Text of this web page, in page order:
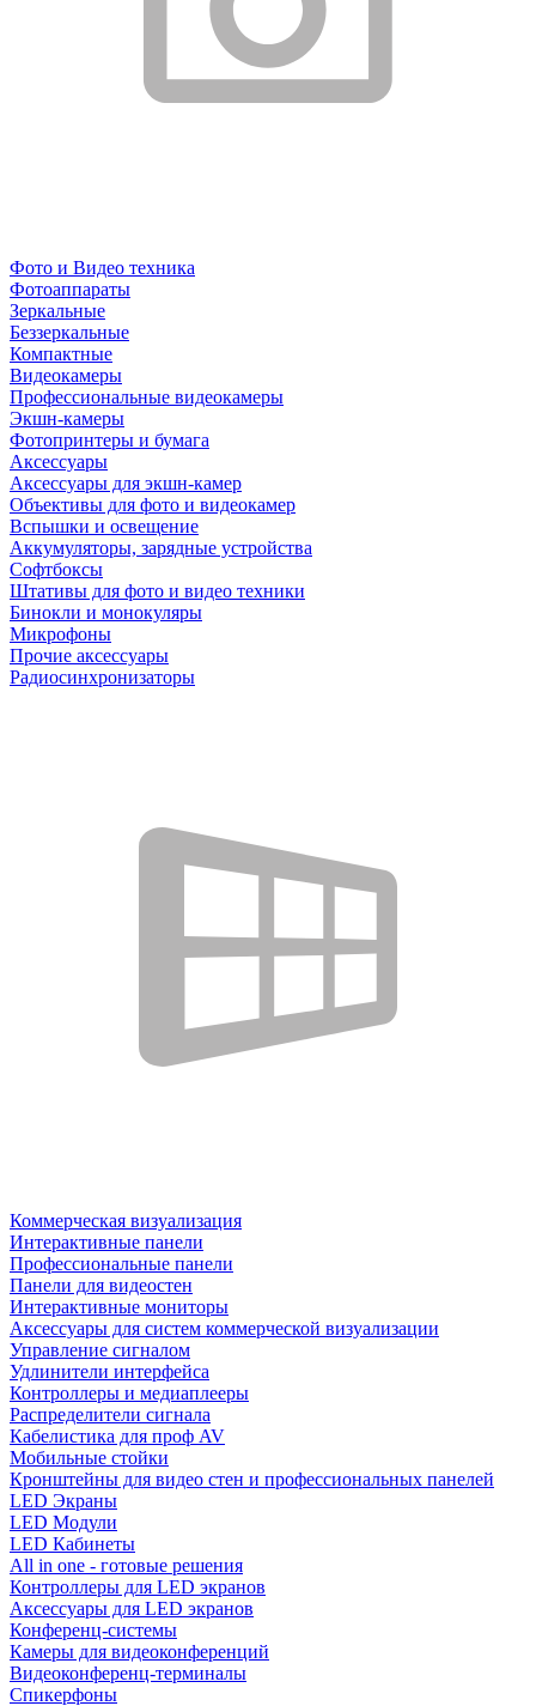
Фото и Видео техника
Фотоаппараты
Зеркальные
Беззеркальные
Компактные
Видеокамеры
Профессиональные видеокамеры
Экшн-камеры
Фотопринтеры и бумага
Аксессуары
Аксессуары для экшн-камер
Объективы для фото и видеокамер
Вспышки и освещение
Аккумуляторы, зарядные устройства
Софтбоксы
Штативы для фото и видео техники
Бинокли и монокуляры
Микрофоны
Прочие аксессуары
Радиосинхронизаторы
Коммерческая визуализация
Интерактивные панели
Профессиональные панели
Панели для видеостен
Интерактивные мониторы
Аксессуары для систем коммерческой визуализации
Управление сигналом
Удлинители интерфейса
Контроллеры и медиаплееры
Распределители сигнала
Кабелистика для проф AV
Мобильные стойки
Кронштейны для видео стен и профессиональных панелей
LED Экраны
LED Модули
LED Кабинеты
All in one - готовые решения
Контроллеры для LED экранов
Аксессуары для LED экранов
Конференц-системы
Камеры для видеоконференций
Видеоконференц-терминалы
Спикерфоны